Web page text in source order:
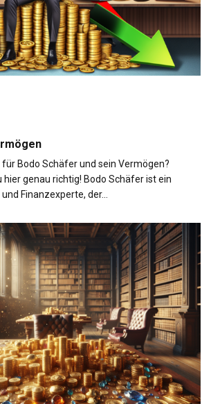
Bodo Schäfer und sein Vermögen?
hier genau richtig! Bodo Schäfer ist ein
Finanzexperte, der…